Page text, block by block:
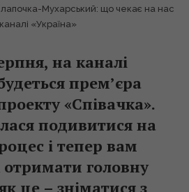
лапочка-Мухарський: що чекає на нас
«Україна»
на каналі
прем’єра
«Співачка».
подивитися на
і тепер вам
отримати головну
це – зніматися з